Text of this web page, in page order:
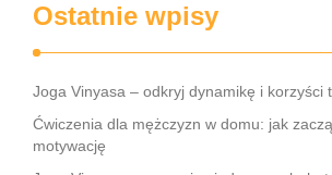
Ostatnie wpisy
Joga Vinyasa – odkryj dynamikę i korzyści
Ćwiczenia dla mężczyzn w domu: jak
motywację